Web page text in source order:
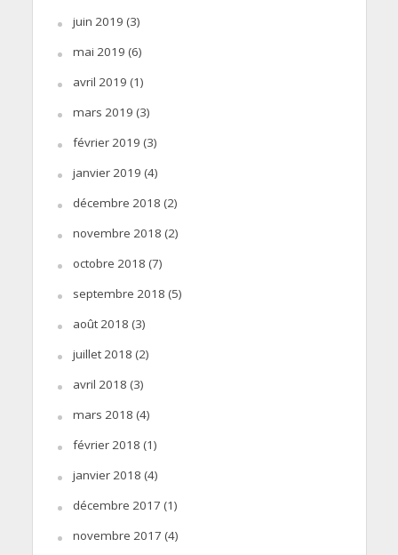
juin 2019 (3)
mai 2019 (6)
avril 2019 (1)
mars 2019 (3)
février 2019 (3)
janvier 2019 (4)
décembre 2018 (2)
novembre 2018 (2)
octobre 2018 (7)
septembre 2018 (5)
août 2018 (3)
juillet 2018 (2)
avril 2018 (3)
mars 2018 (4)
février 2018 (1)
janvier 2018 (4)
décembre 2017 (1)
novembre 2017 (4)